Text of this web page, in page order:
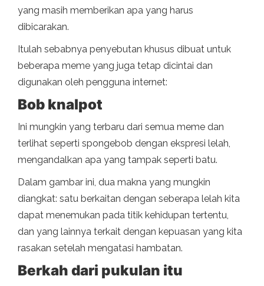
yang masih memberikan apa yang harus
dibicarakan.
Itulah sebabnya penyebutan khusus dibuat untuk
beberapa meme yang juga tetap dicintai dan
digunakan oleh pengguna internet:
Bob knalpot
Ini mungkin yang terbaru dari semua meme dan
terlihat seperti spongebob dengan ekspresi lelah,
mengandalkan apa yang tampak seperti batu.
Dalam gambar ini, dua makna yang mungkin
diangkat: satu berkaitan dengan seberapa lelah kita
dapat menemukan pada titik kehidupan tertentu,
dan yang lainnya terkait dengan kepuasan yang kita
rasakan setelah mengatasi hambatan.
Berkah dari pukulan itu